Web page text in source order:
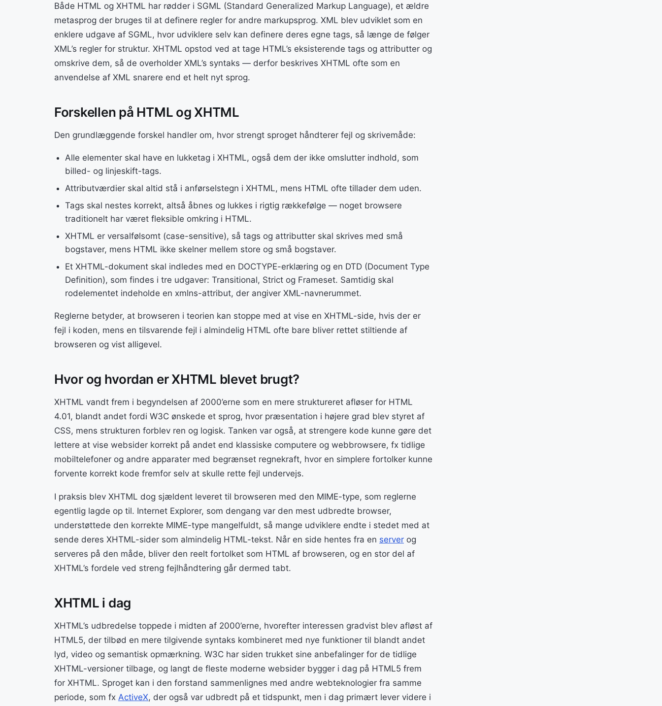
Både HTML og XHTML har rødder i SGML (Standard Generalized Markup Language), et ældre
metasprog der bruges til at definere regler for andre markupsprog. XML blev udviklet som en
enklere udgave af SGML, hvor udviklere selv kan definere deres egne tags, så længe de følger
XML’s regler for struktur. XHTML opstod ved at tage HTML’s eksisterende tags og attributter og
omskrive dem, så de overholder XML’s syntaks — derfor beskrives XHTML ofte som en
anvendelse af XML snarere end et helt nyt sprog.
Forskellen på HTML og XHTML
Den grundlæggende forskel handler om, hvor strengt sproget håndterer fejl og skrivemåde:
Alle elementer skal have en lukketag i XHTML, også dem der ikke omslutter indhold, som
billed- og linjeskift-tags.
Attributværdier skal altid stå i anførselstegn i XHTML, mens HTML ofte tillader dem uden.
Tags skal nestes korrekt, altså åbnes og lukkes i rigtig rækkefølge — noget browsere
traditionelt har været fleksible omkring i HTML.
XHTML er versalfølsomt (case-sensitive), så tags og attributter skal skrives med små
bogstaver, mens HTML ikke skelner mellem store og små bogstaver.
Et XHTML-dokument skal indledes med en DOCTYPE-erklæring og en DTD (Document Type
Definition), som findes i tre udgaver: Transitional, Strict og Frameset. Samtidig skal
rodelementet indeholde en xmlns-attribut, der angiver XML-navnerummet.
Reglerne betyder, at browseren i teorien kan stoppe med at vise en XHTML-side, hvis der er
fejl i koden, mens en tilsvarende fejl i almindelig HTML ofte bare bliver rettet stiltiende af
browseren og vist alligevel.
Hvor og hvordan er XHTML blevet brugt?
XHTML vandt frem i begyndelsen af 2000’erne som en mere struktureret afløser for HTML
4.01, blandt andet fordi W3C ønskede et sprog, hvor præsentation i højere grad blev styret af
CSS, mens strukturen forblev ren og logisk. Tanken var også, at strengere kode kunne gøre det
lettere at vise websider korrekt på andet end klassiske computere og webbrowsere, fx tidlige
mobiltelefoner og andre apparater med begrænset regnekraft, hvor en simplere fortolker kunne
forvente korrekt kode fremfor selv at skulle rette fejl undervejs.
I praksis blev XHTML dog sjældent leveret til browseren med den MIME-type, som reglerne
egentlig lagde op til. Internet Explorer, som dengang var den mest udbredte browser,
understøttede den korrekte MIME-type mangelfuldt, så mange udviklere endte i stedet med at
sende deres XHTML-sider som almindelig HTML-tekst. Når en side hentes fra en server og
serveres på den måde, bliver den reelt fortolket som HTML af browseren, og en stor del af
XHTML’s fordele ved streng fejlhåndtering går dermed tabt.
XHTML i dag
XHTML’s udbredelse toppede i midten af 2000’erne, hvorefter interessen gradvist blev afløst af
HTML5, der tilbød en mere tilgivende syntaks kombineret med nye funktioner til blandt andet
lyd, video og semantisk opmærkning. W3C har siden trukket sine anbefalinger for de tidlige
XHTML-versioner tilbage, og langt de fleste moderne websider bygger i dag på HTML5 frem
for XHTML. Sproget kan i den forstand sammenlignes med andre webteknologier fra samme
periode, som fx ActiveX, der også var udbredt på et tidspunkt, men i dag primært lever videre i